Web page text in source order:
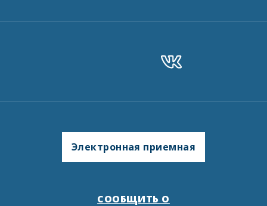
СООБЩИТЬ О
Электронная приемная